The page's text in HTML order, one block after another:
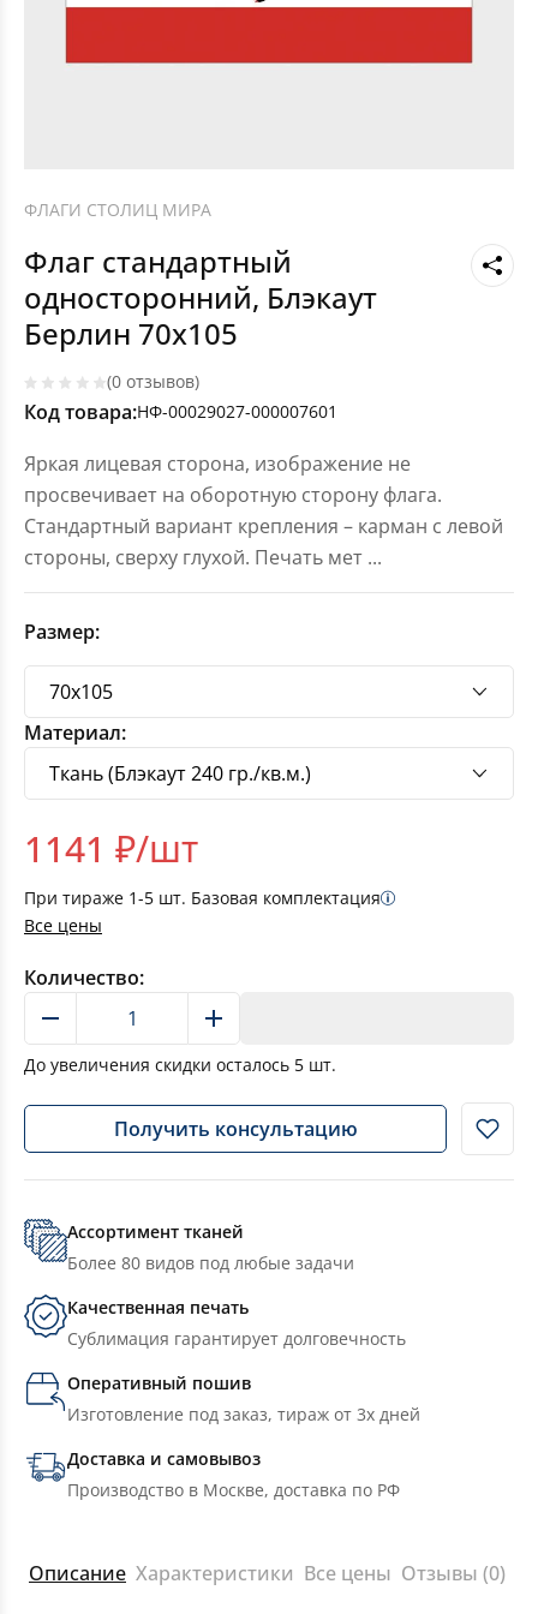
ФЛАГИ СТОЛИЦ МИРА
Флаг стандартный
односторонний, Блэкаут
Берлин 70х105
(0 отзывов)
Код товара:НФ-00029027-000007601
Яркая лицевая сторона, изображение не
просвечивает на оборотную сторону флага.
Стандартный вариант крепления – карман с левой
стороны, сверху глухой. Печать мет ...
Размер:
Материал:
1141 ₽/шт
При тираже 1-5 шт. Базовая комплектация
Все цены
Количество:
До увеличения скидки осталось 5 шт.
Получить консультацию
Ассортимент тканей
Более 80 видов под любые задачи
Качественная печать
Сублимация гарантирует долговечность
Оперативный пошив
Изготовление под заказ, тираж от 3х дней
Доставка и самовывоз
Производство в Москве, доставка по РФ
Описание Характеристики Все цены Отзывы (0)